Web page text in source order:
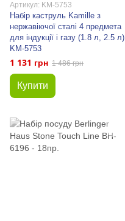
Артикул: KM-5753
Набір каструль Kamille з
нержавіючої сталі 4 предмета
для індукції і газу (1.8 л, 2.5 л)
KM-5753
1 131 грн 1 486 грн
Купити